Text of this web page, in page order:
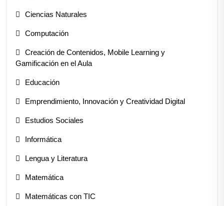
Ciencias Naturales
Computación
Creación de Contenidos, Mobile Learning y
Gamificación en el Aula
Educación
Emprendimiento, Innovación y Creatividad Digital
Estudios Sociales
Informática
Lengua y Literatura
Matemática
Matemáticas con TIC